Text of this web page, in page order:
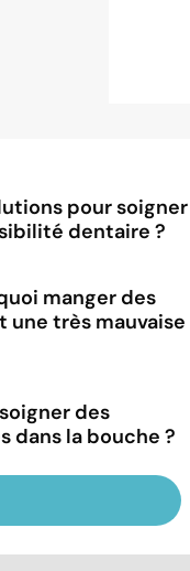
pour soigner
dentaire ?
manger des
une très mauvaise
des
dans la bouche ?